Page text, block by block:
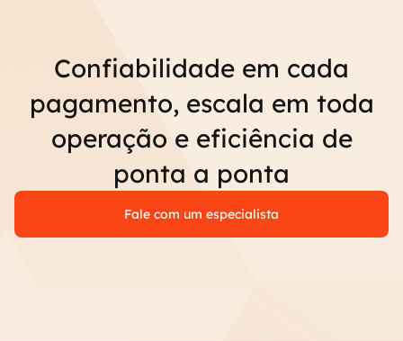
Confiabilidade em cada
pagamento, escala em toda
operação e eficiência de
ponta a ponta
Fale com um especialista